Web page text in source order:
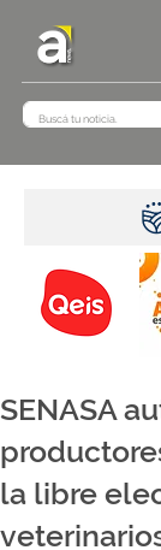
SENASA
la libre